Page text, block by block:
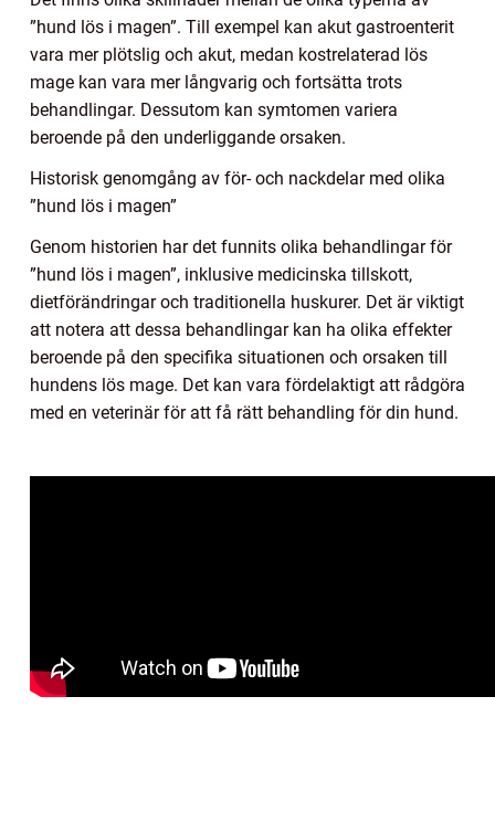
”hund lös i magen”. Till exempel kan akut gastroenterit
vara mer plötslig och akut, medan kostrelaterad lös
mage kan vara mer långvarig och fortsätta trots
behandlingar. Dessutom kan symtomen variera
beroende på den underliggande orsaken.
Historisk genomgång av för- och nackdelar med olika
”hund lös i magen”
Genom historien har det funnits olika behandlingar för
”hund lös i magen”, inklusive medicinska tillskott,
dietförändringar och traditionella huskurer. Det är viktigt
att notera att dessa behandlingar kan ha olika effekter
beroende på den specifika situationen och orsaken till
hundens lös mage. Det kan vara fördelaktigt att rådgöra
med en veterinär för att få rätt behandling för din hund.